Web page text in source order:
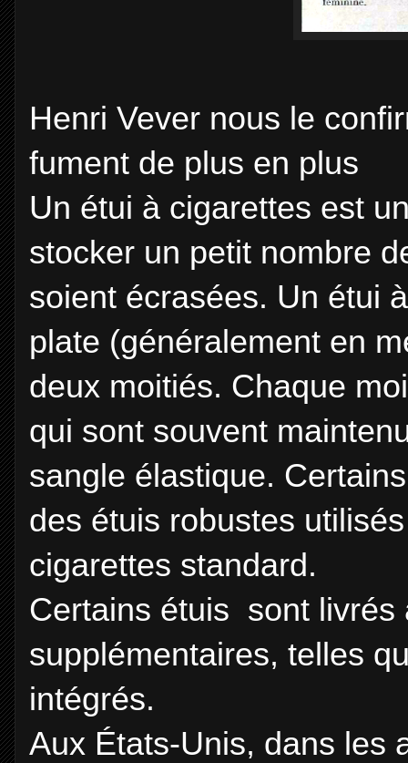
Henri Vever nous le
fument de plus en plus
Un étui à cigarettes est
stocker un petit nombre
soient écrasées. Un étui
plate (généralement en
deux moitiés. Chaque
qui sont souvent
sangle élastique.
des étuis robustes
cigarettes standard.
Certains étuis sont livrés
supplémentaires, telles
intégrés.
Aux États-Unis, dans les